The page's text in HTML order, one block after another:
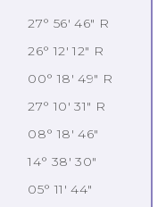
27° 56' 46" R
26° 12' 12" R
00° 18' 49" R
27° 10' 31" R
08° 18' 46"
14° 38' 30"
05° 11' 44"